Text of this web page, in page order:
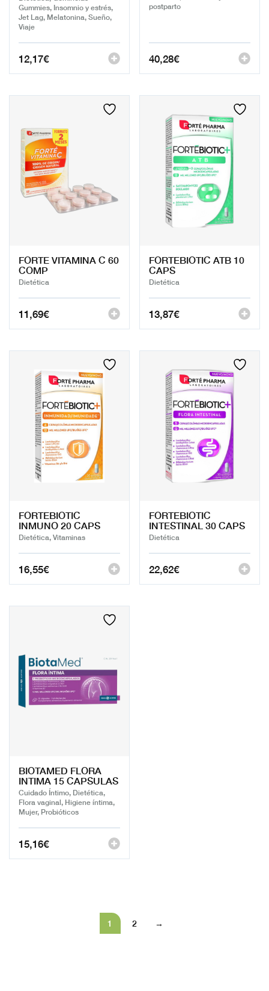
Gummies, Insomnio y estrés,
Jet Lag, Melatonina, Sueño,
Viaje
12,17€
postparto
40,28€
FORTE VITAMINA C 60
COMP
Dietética
11,69€
FORTEBIOTIC ATB 10
CAPS
Dietética
13,87€
FORTEBIOTIC
INMUNO 20 CAPS
Dietética, Vitaminas
16,55€
FORTEBIOTIC
INTESTINAL 30 CAPS
Dietética
22,62€
BIOTAMED FLORA
INTIMA 15 CAPSULAS
Cuidado Íntimo, Dietética,
Flora vaginal, Higiene íntima,
Mujer, Probióticos
15,16€
1 2 →